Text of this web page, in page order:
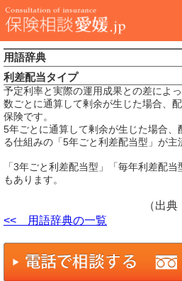
用語辞典
利差配当タイプ
予定利率と実際の運用成果との差によ
数ごとに通算して剰余が生じた場合、
保険です。
5年ごとに通算して剰余が生じた場合
る仕組みの「5年ごと利差配当型」が主
「3年ごと利差配当型」「毎年利差配
もあります。
（出
<< 用語辞典の一覧